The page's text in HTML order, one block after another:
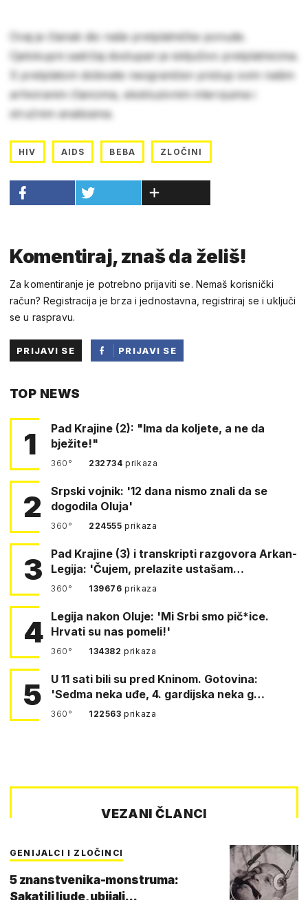
Ovaj je članak dio naše pretplatničke ponude.
Cjelokupni sadržaj dostupan je isključivo pretplatnicima.
S pretplatom dobivate neograničen pristup svim našim
arhiviranim člancima, ekskluzivnim intervjuima i
stručnim analizama.
HIV AIDS BEBA ZLOČINI
Komentiraj, znaš da želiš!
Za komentiranje je potrebno prijaviti se. Nemaš korisnički
račun? Registracija je brza i jednostavna, registriraj se i uključi
se u raspravu.
PRIJAVI SE
PRIJAVI SE
TOP NEWS
1
Pad Krajine (2): "Ima da koljete, a ne da
bježite!"
360° 232734prikaza
2
Srpski vojnik: '12 dana nismo znali da se
dogodila Oluja'
360° 224555prikaza
3
Pad Krajine (3) i transkripti razgovora Arkan-
Legija: 'Čujem, prelazite ustašam…
360° 139676prikaza
4 Legija nakon Oluje: 'Mi Srbi smo pič*ice.
Hrvati su nas pomeli!'
360° 134382prikaza
5
U 11 sati bili su pred Kninom. Gotovina:
'Sedma neka uđe, 4. gardijska neka g…
360° 122563prikaza
VEZANI ČLANCI
GENIJALCI I ZLOČINCI
5 znanstvenika-monstruma:
Sakatili ljude, ubijali...